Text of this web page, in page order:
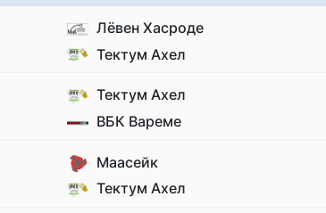
Лёвен Хасроде
Тектум Ахел
Тектум Ахел
ВБК Вареме
Маасейк
Тектум Ахел